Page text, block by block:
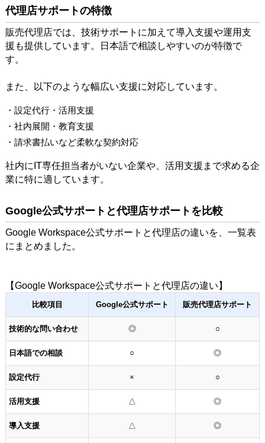
代理店サポートの特徴
販売代理店では、技術サポートに加えて導入支援や運用支
援も提供しています。日本語で相談しやすいのが特徴で
す。
また、以下のような幅広い支援に対応しています。
・設定代行・活用支援
・社内展開・教育支援
・請求書払いなど柔軟な契約対応
社内にIT専任担当者がいない企業や、活用支援まで求める企
業に特に適しています。
Google公式サポートと代理店サポートを比較
Google Workspace公式サポートと代理店の違いを、一覧表
にまとめました。
【Google Workspace公式サポートと代理店の違い】
比較項目 Google公式サポート 販売代理店サポート
技術的な問い合わせ ◎ ○
日本語での相談 ○ ◎
設定代行 × ○
活用支援 △ ◎
導入支援 △ ◎